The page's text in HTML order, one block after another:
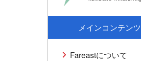
メインコンテンツ
Fareastについて